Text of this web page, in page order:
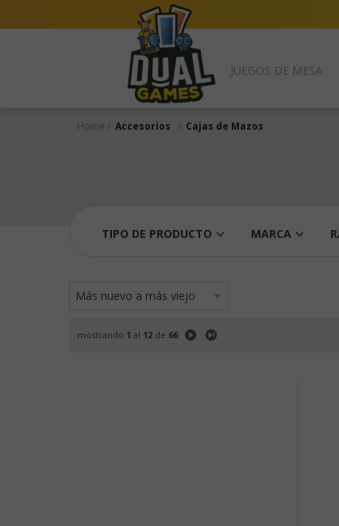
EVENTOS JUEGOS DE MESA
Home Accesorios Cajas de Mazos
TIPO DE PRODUCTO MARCA
mostrando 1 al 12 de 66